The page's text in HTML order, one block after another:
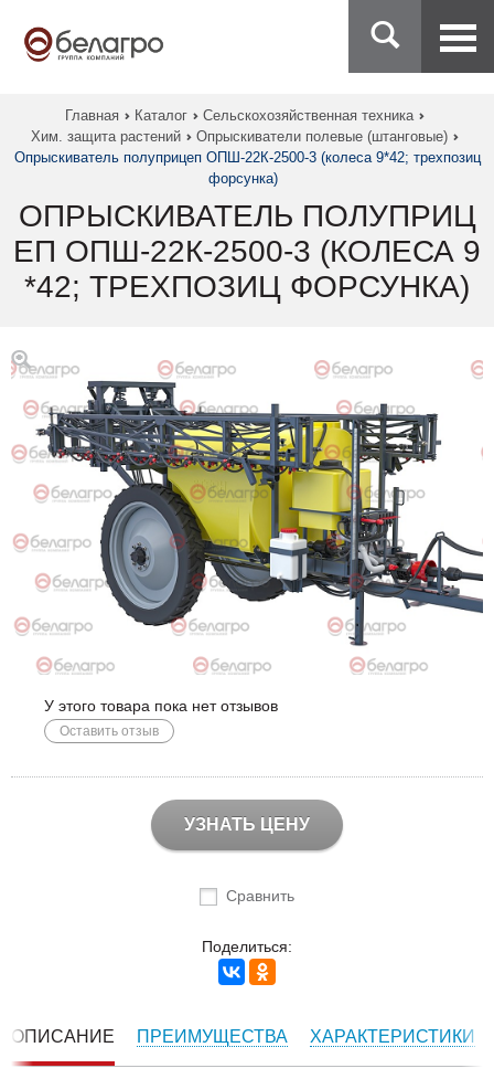
Главная Каталог
Сельскохозяйственная техника
Хим. защита растений
Опрыскиватели полевые (штанговые)
Опрыскиватель полуприцеп ОПШ-22К-2500-3 (колеса 9*42; трехпозиц
форсунка)
ОПРЫСКИВАТЕЛЬ ПОЛУПРИЦ
ЕП ОПШ-22К-2500-3 (КОЛЕСА 9
*42; ТРЕХПОЗИЦ ФОРСУНКА)
У этого товара пока нет отзывов
Оставить отзыв
УЗНАТЬ ЦЕНУ
Сравнить
Поделиться:
ОПИСАНИЕ ПРЕИМУЩЕСТВА ХАРАКТЕРИСТИКИ